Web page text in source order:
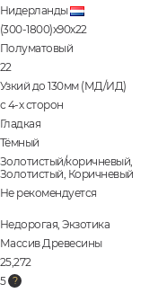
Нидерланды
(300-1800)x90x22
Полуматовый
22
Узкий до 130мм (МД/ИД)
с 4-х сторон
Гладкая
Тёмный
Золотистый/коричневый,
Золотистый, Коричневый
Не рекомендуется
Недорогая, Экзотика
Массив Древесины
25,272
5